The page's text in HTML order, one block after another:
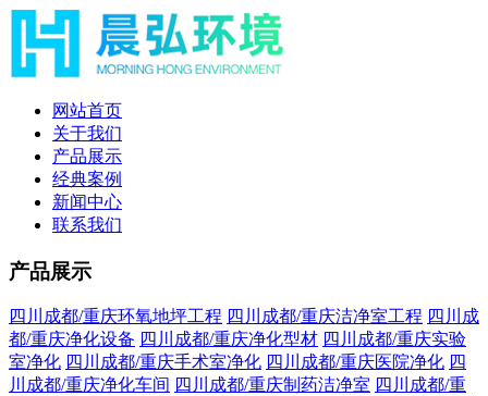
网站首页
关于我们
产品展示
经典案例
新闻中心
联系我们
产品展示
四川成都/重庆环氧地坪工程 四川成都/重庆洁净室工程 四川成
都/重庆净化设备 四川成都/重庆净化型材 四川成都/重庆实验
室净化 四川成都/重庆手术室净化 四川成都/重庆医院净化 四
川成都/重庆净化车间 四川成都/重庆制药洁净室 四川成都/重